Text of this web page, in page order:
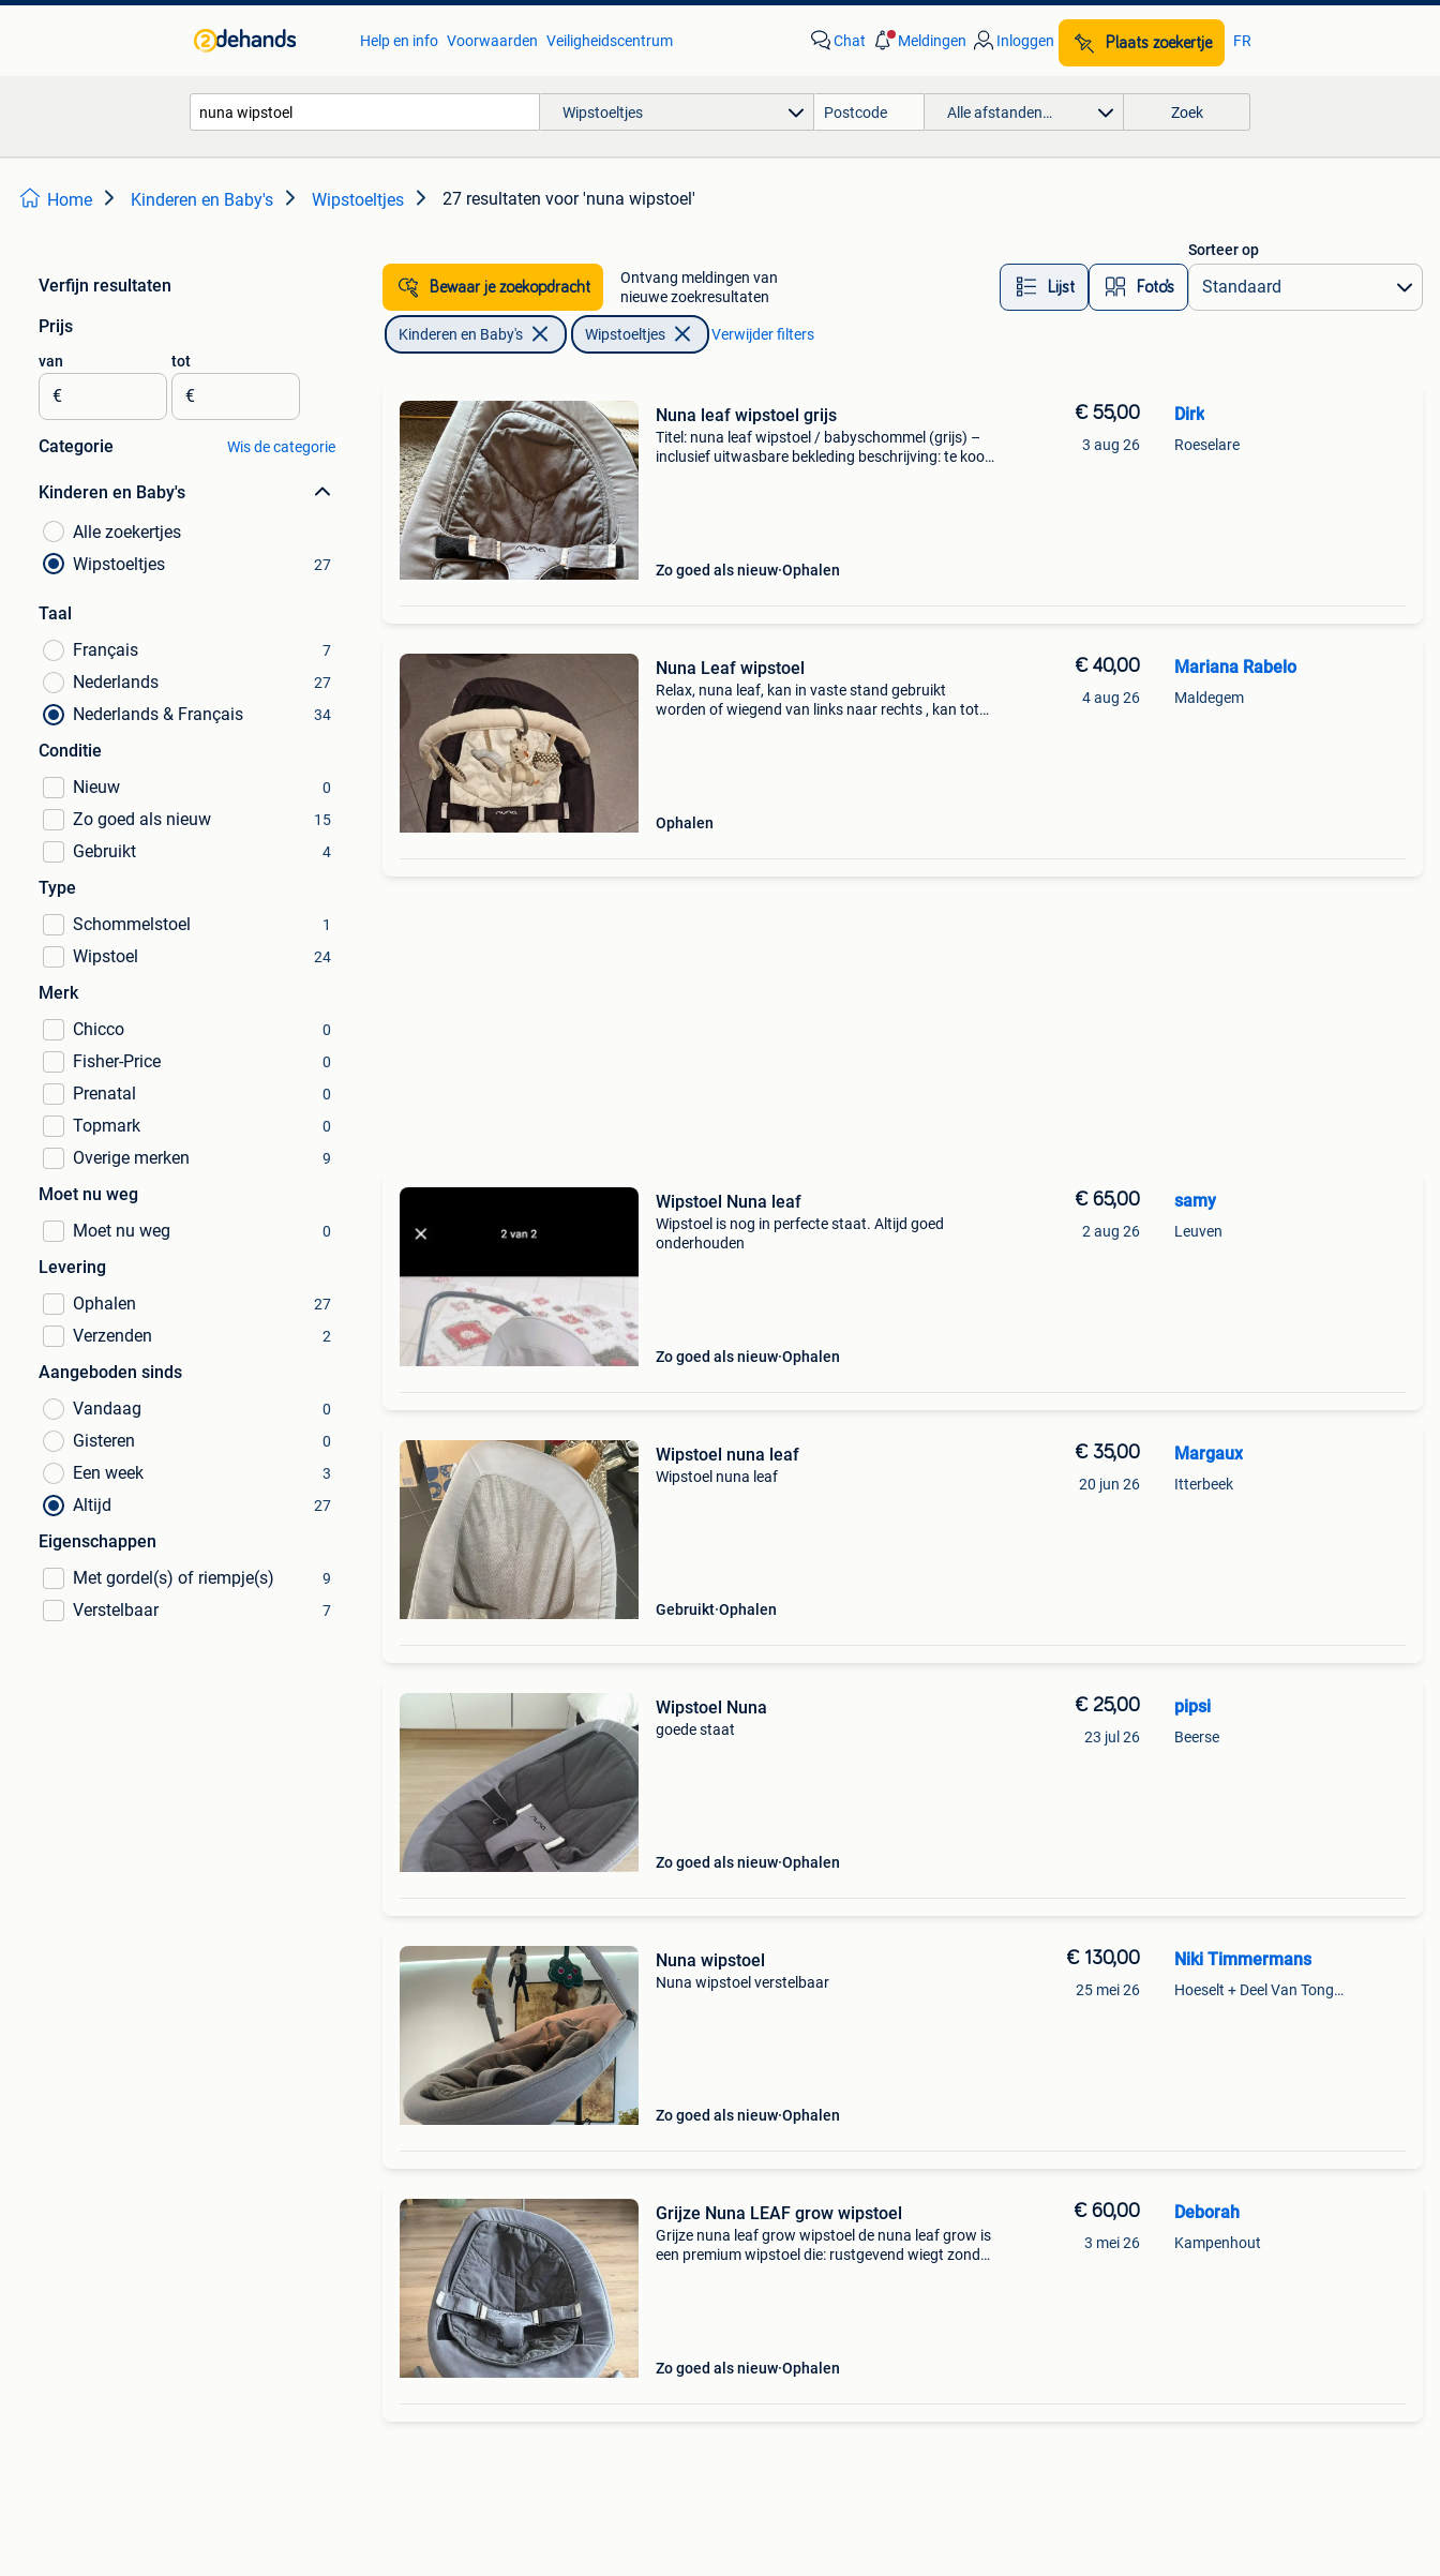
Help en info Voorwaarden Veiligheidscentrum Chat Meldingen Inloggen Plaats zoekertje FR
Wipstoeltjes Alle afstanden… Zoek
Home Kinderen en Baby's Wipstoeltjes 27 resultaten voor 'nuna wipstoel'
Verfijn resultaten
Prijs
van
€
tot
€
Categorie Wis de categorie
Kinderen en Baby's
Alle zoekertjes
Wipstoeltjes
27
Taal
Français
7
Nederlands 27
Nederlands & Français 34
Conditie
Nieuw
0
Zo goed als nieuw 15
Gebruikt 4
Type
Schommelstoel
1
Wipstoel 24
Merk
Chicco
0
Fisher-Price 0
Prenatal 0
Topmark 0
Overige merken 9
Moet nu weg
Moet nu weg
0
Levering
Ophalen
27
Verzenden 2
Aangeboden sinds
Vandaag
0
Gisteren 0
Een week 3
Altijd 27
Eigenschappen
Met gordel(s) of riempje(s)
9
Verstelbaar 7
Bewaar je zoekopdracht
Ontvang meldingen van
nieuwe zoekresultaten
Lijst Foto’s
Sorteer op
Kinderen en Baby's Wipstoeltjes Verwijder filters
Nuna leaf wipstoel grijs
Titel: nuna leaf wipstoel / babyschommel (grijs) –
inclusief uitwasbare bekleding beschrijving: te koop
Zo goed als nieuw Ophalen
€ 55,00
3 aug 26
Dirk
Roeselare
Nuna Leaf wipstoel
Relax, nuna leaf, kan in vaste stand gebruikt
worden of wiegend van links naar rechts , kan tot
Ophalen
€ 40,00
4 aug 26
Mariana Rabelo
Maldegem
Wipstoel Nuna leaf
Wipstoel is nog in perfecte staat. Altijd goed
onderhouden
Zo goed als nieuw Ophalen
€ 65,00
2 aug 26
samy
Leuven
Wipstoel nuna leaf
Wipstoel nuna leaf
Gebruikt Ophalen
€ 35,00
20 jun 26
Margaux
Itterbeek
Wipstoel Nuna
​goede staat
Zo goed als nieuw Ophalen
€ 25,00
23 jul 26
pipsi
Beerse
Nuna wipstoel
Nuna wipstoel verstelbaar
Zo goed als nieuw Ophalen
€ 130,00
25 mei 26
Niki Timmermans
Hoeselt + Deel Van Tongeren
Grijze Nuna LEAF grow wipstoel
Grijze nuna leaf grow wipstoel de nuna leaf grow is
een premium wipstoel die: rustgevend wiegt zonder
Zo goed als nieuw Ophalen
€ 60,00
3 mei 26
Deborah
Kampenhout